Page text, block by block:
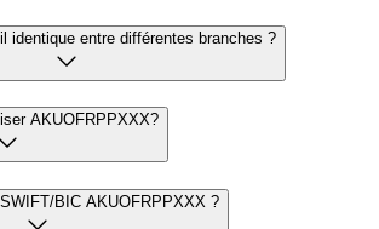
identique entre différentes branches ?
AKUOFRPPXXX?
BIC AKUOFRPPXXX ?